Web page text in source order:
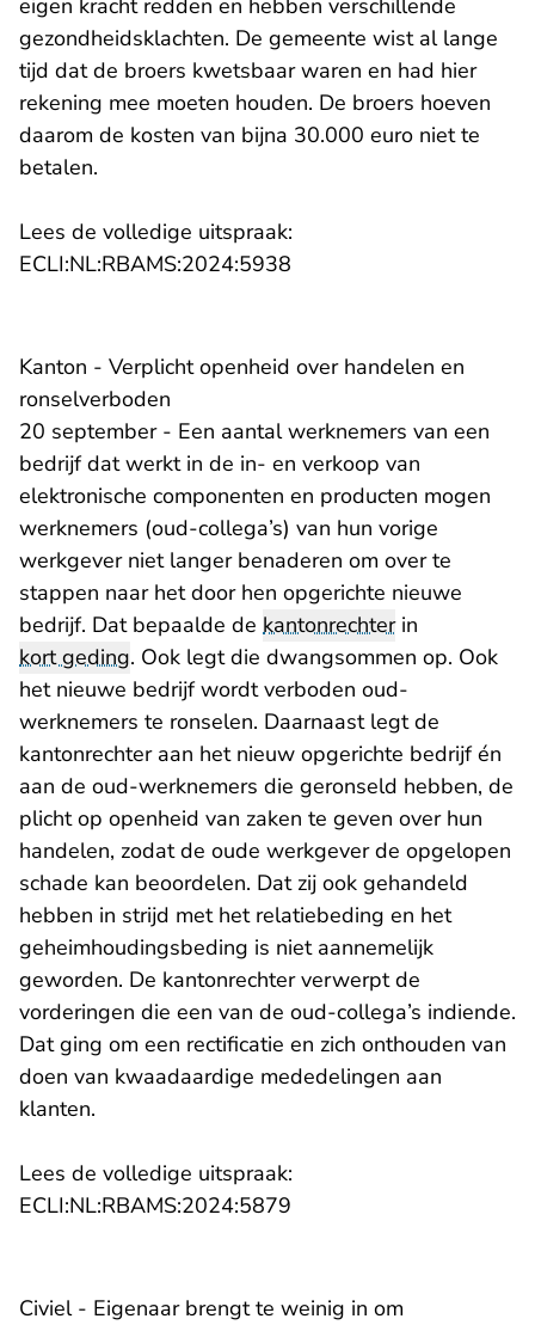
eigen kracht redden en hebben verschillende
gezondheidsklachten. De gemeente wist al lange
tijd dat de broers kwetsbaar waren en had hier
rekening mee moeten houden. De broers hoeven
daarom de kosten van bijna 30.000 euro niet te
betalen.
Lees de volledige uitspraak:
ECLI:NL:RBAMS:2024:5938
Kanton - Verplicht openheid over handelen en
ronselverboden
20 september - Een aantal werknemers van een
bedrijf dat werkt in de in- en verkoop van
elektronische componenten en producten mogen
werknemers (oud-collega’s) van hun vorige
werkgever niet langer benaderen om over te
stappen naar het door hen opgerichte nieuwe
bedrijf. Dat bepaalde de kantonrechterin
kort geding. Ook legt die dwangsommen op. Ook
het nieuwe bedrijf wordt verboden oud-
werknemers te ronselen. Daarnaast legt de
kantonrechter aan het nieuw opgerichte bedrijf én
aan de oud-werknemers die geronseld hebben, de
plicht op openheid van zaken te geven over hun
handelen, zodat de oude werkgever de opgelopen
schade kan beoordelen. Dat zij ook gehandeld
hebben in strijd met het relatiebeding en het
geheimhoudingsbeding is niet aannemelijk
geworden. De kantonrechter verwerpt de
vorderingen die een van de oud-collega’s indiende.
Dat ging om een rectificatie en zich onthouden van
doen van kwaadaardige mededelingen aan
klanten.
Lees de volledige uitspraak:
ECLI:NL:RBAMS:2024:5879
Civiel - Eigenaar brengt te weinig in om